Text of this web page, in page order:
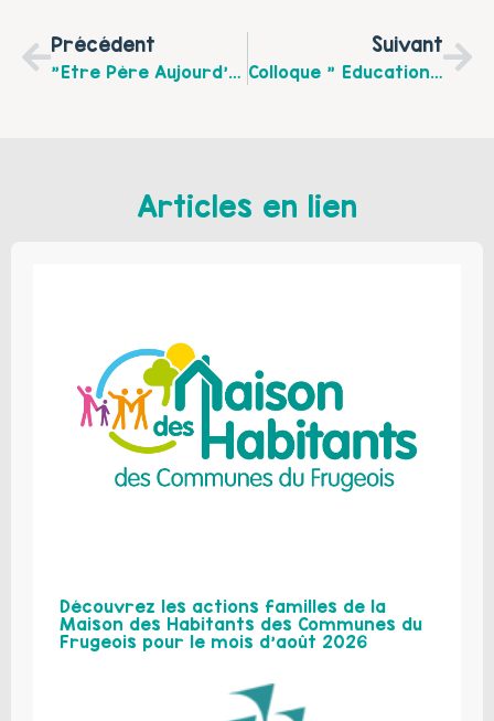
Précédent
"Etre Père Aujourd’hui" Synthèse Des Résultats De L’enquête 2014 De L’Observatoire Départemental De La Famille UDAF (Union Départementale Des Associations Familiales Du Pas-De-Calais)
Suivant
Colloque " Education : Innovons Contre Les Violences " Vendredi 27 Mai 2016 De 9 H À 17 H Au Théâtre Du Nord À Lille
Articles en lien
Découvrez les actions familles de la
Maison des Habitants des Communes du
Frugeois pour le mois d’août 2026